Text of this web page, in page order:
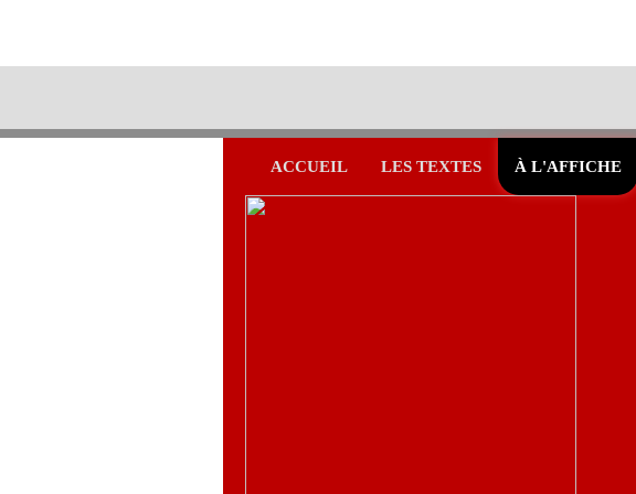
ACCUEIL LES TEXTES À L'AFFICHE